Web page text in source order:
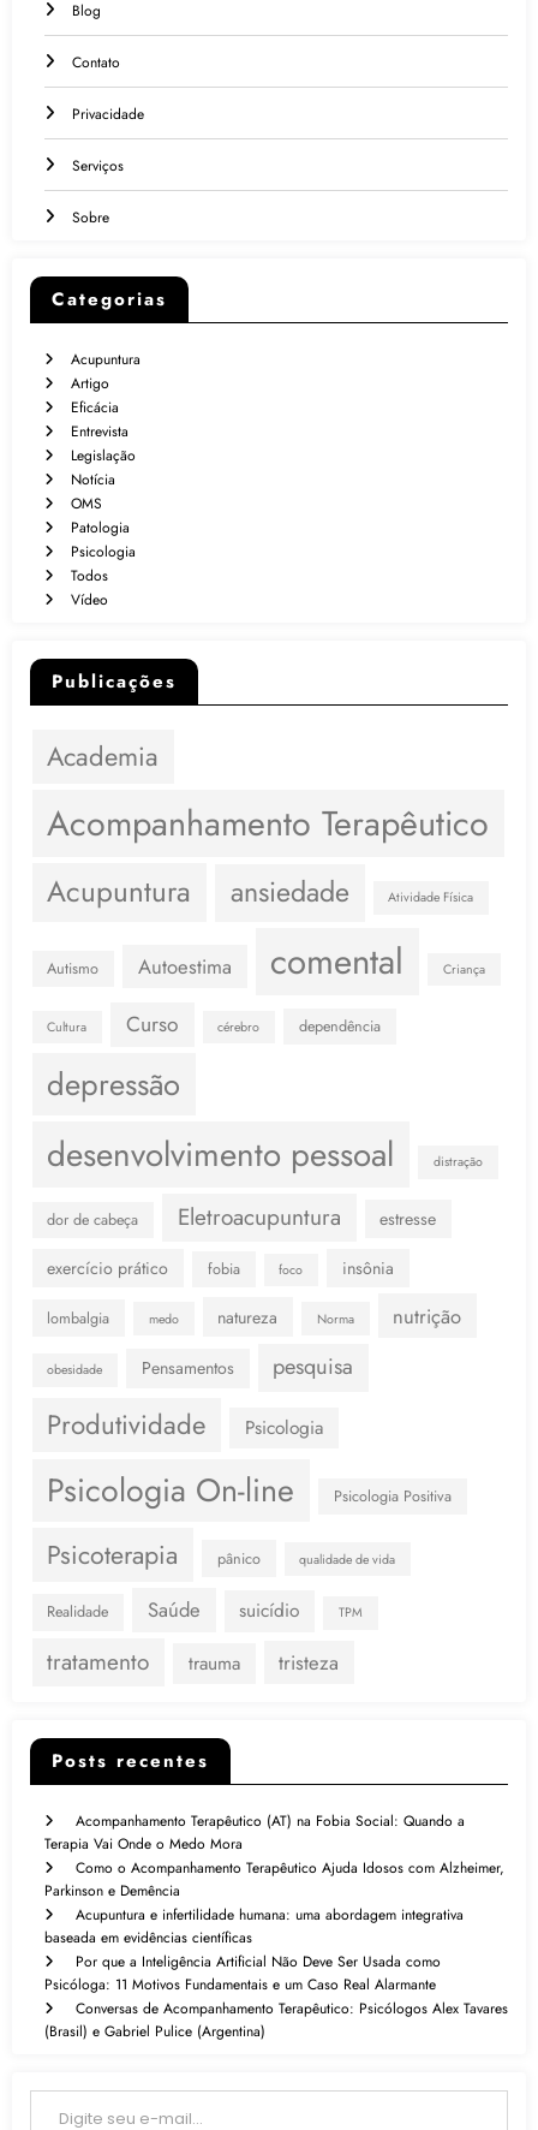
Blog
Contato
Privacidade
Serviços
Sobre
Categorias
Acupuntura
Artigo
Eficácia
Entrevista
Legislação
Notícia
OMS
Patologia
Psicologia
Todos
Vídeo
Publicações
Academia
Acompanhamento Terapêutico
Acupuntura ansiedade Atividade Física
Autismo Autoestima comental Criança
Cultura Curso cérebro dependência
depressão
desenvolvimento pessoal distração
dor de cabeça Eletroacupuntura estresse
exercício prático fobia foco insônia
lombalgia medo natureza Norma nutrição
obesidade Pensamentos pesquisa
Produtividade Psicologia
Psicologia On-line Psicologia Positiva
Psicoterapia pânico qualidade de vida
Realidade Saúde suicídio TPM
tratamento trauma tristeza
Posts recentes
Acompanhamento Terapêutico (AT) na Fobia Social: Quando a
Terapia Vai Onde o Medo Mora
Como o Acompanhamento Terapêutico Ajuda Idosos com Alzheimer,
Parkinson e Demência
Acupuntura e infertilidade humana: uma abordagem integrativa
baseada em evidências científicas
Por que a Inteligência Artificial Não Deve Ser Usada como
Psicóloga: 11 Motivos Fundamentais e um Caso Real Alarmante
Conversas de Acompanhamento Terapêutico: Psicólogos Alex Tavares
(Brasil) e Gabriel Pulice (Argentina)
Digite seu e-mail…